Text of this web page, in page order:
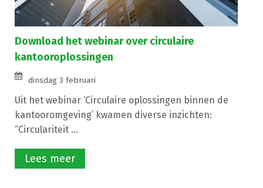
Download het webinar over circulaire
kantooroplossingen
dinsdag 3 februari
Uit het webinar ‘Circulaire oplossingen binnen de
kantooromgeving’ kwamen diverse inzichten:
“Circulariteit ...
Lees meer